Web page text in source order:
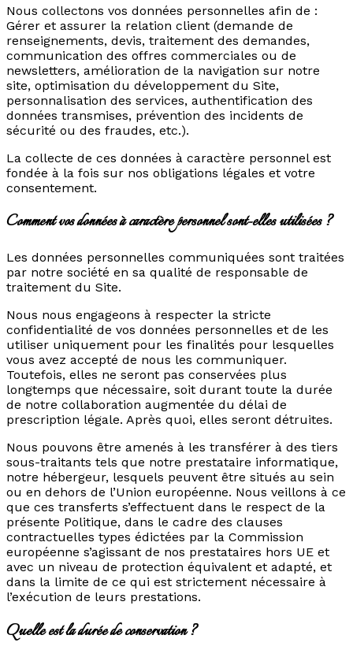
Nous collectons vos données personnelles afin de :
Gérer et assurer la relation client (demande de
renseignements, devis, traitement des demandes,
communication des offres commerciales ou de
newsletters, amélioration de la navigation sur notre
site, optimisation du développement du Site,
personnalisation des services, authentification des
données transmises, prévention des incidents de
sécurité ou des fraudes, etc.).
La collecte de ces données à caractère personnel est
fondée à la fois sur nos obligations légales et votre
consentement.
Comment vos données à caractère personnel sont-elles utilisées ?
Les données personnelles communiquées sont traitées
par notre société en sa qualité de responsable de
traitement du Site.
Nous nous engageons à respecter la stricte
confidentialité de vos données personnelles et de les
utiliser uniquement pour les finalités pour lesquelles
vous avez accepté de nous les communiquer.
Toutefois, elles ne seront pas conservées plus
longtemps que nécessaire, soit durant toute la durée
de notre collaboration augmentée du délai de
prescription légale. Après quoi, elles seront détruites.
Nous pouvons être amenés à les transférer à des tiers
sous-traitants tels que notre prestataire informatique,
notre hébergeur, lesquels peuvent être situés au sein
ou en dehors de l’Union européenne. Nous veillons à ce
que ces transferts s’effectuent dans le respect de la
présente Politique, dans le cadre des clauses
contractuelles types édictées par la Commission
européenne s’agissant de nos prestataires hors UE et
avec un niveau de protection équivalent et adapté, et
dans la limite de ce qui est strictement nécessaire à
l’exécution de leurs prestations.
Quelle est la durée de conservation ?